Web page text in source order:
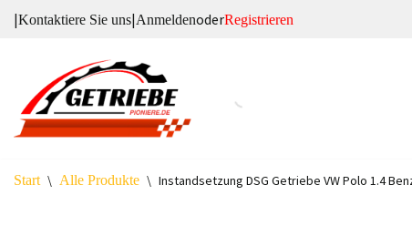
springen
|Kontaktiere Sie uns|AnmeldenoderRegistrieren
Start \ Alle Produkte \ Instandsetzung DSG Getriebe VW Polo 1.4